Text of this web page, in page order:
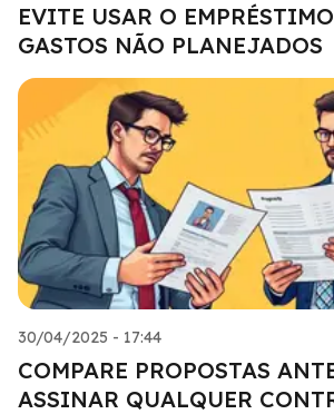
EVITE USAR O
GASTOS NÃO PLANEJADOS
30/04/2025 - 17:44
COMPARE PROPOSTAS
ASSINAR QUALQUER